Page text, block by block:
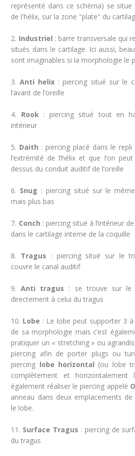
représenté dans ce schéma) se
de l'hélix, sur la zone "plate" du
2. Industriel : barre transversale qui
situés dans le cartilage. Ici aussi,
sont imaginables si la morphologie le
3.Anti helix: piercing situé sur le
l’avant de l’oreille
4. Rook: piercing situé tout en
intérieur
5. Daith : piercing placé dans le
l’extrémité de l’hélix et que l’on
dessus du conduit auditif de l’oreille
6. Snug : piercing situé sur le
mais plus bas
7. Conch : piercing situé à l’intérieur
dans le cartilage interne de la coquille
8. Tragus : piercing situé sur le
couvre le canal auditif
9.Anti tragus : se trouve sur le
directement à celui du tragus
10. Lobe : Le lobe peut supporter 3
de sa morphologie mais c’est
pratiquer un « stretching » ou
piercing afin de porter plugs ou
piercing lobe horizontal (ou lobe
complètement et
également réaliser le piercing appelé
anneau dans deux emplacements
le lobe.
11. Surface Tragus : piercing de
du tragus